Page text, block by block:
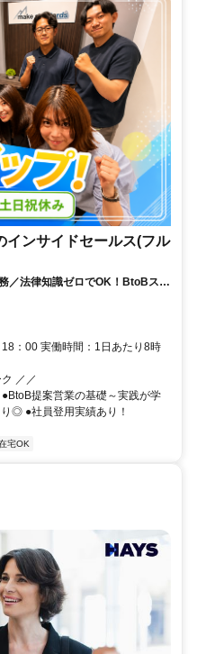
インサイドセールス(フル
／法律知識ゼロでOK！BtoBスキ
：00 実働時間：1日あたり8時
／／
提案営業の基礎～実践が学
◎ ●社員登用実績あり！
宅OK